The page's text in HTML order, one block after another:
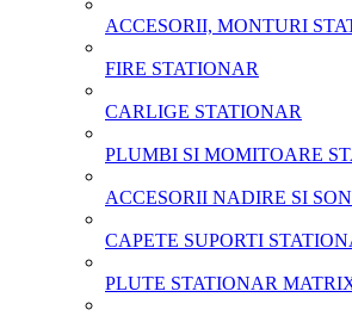
ACCESORII, MONTURI
FIRE STATIONAR
CARLIGE STATIONAR
PLUMBI SI MOMITOARE
ACCESORII NADIRE SI
CAPETE SUPORTI
PLUTE STATIONAR